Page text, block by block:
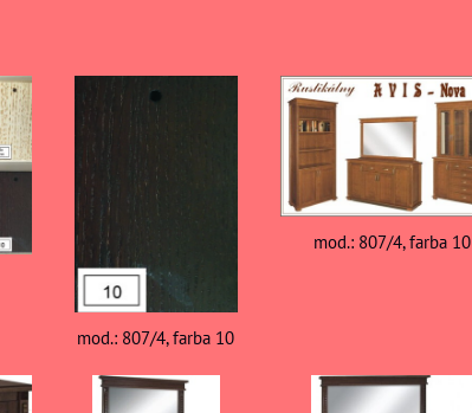
mod.: 807/4, farba 10
mod.: 807/4, farba 10